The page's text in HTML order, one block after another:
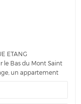
ETANG
le Bas du Mont Saint
un appartement